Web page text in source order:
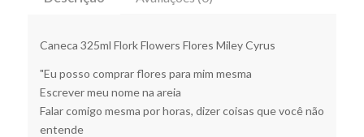
Caneca 325ml Flork Flowers Flores Miley Cyrus
"Eu posso comprar flores para mim mesma
Escrever meu nome na areia
Falar comigo mesma por horas, dizer coisas que você não
entende